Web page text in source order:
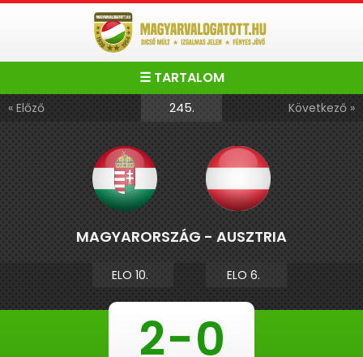
☰ TARTALOM
« Előző 245. Következő »
MAGYARORSZÁG - AUSZTRIA
ELO 10. ELO 6.
2-0